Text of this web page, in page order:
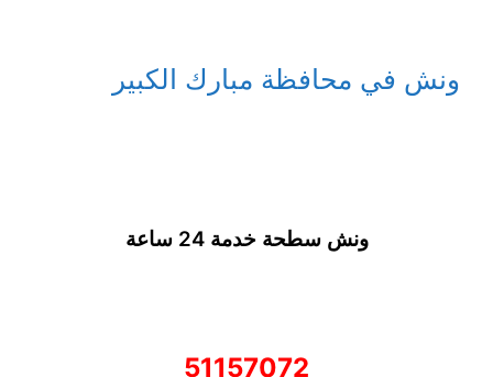
ونش في محافظة مبارك الكبير
ونش سطحة خدمة 24 ساعة
51157072